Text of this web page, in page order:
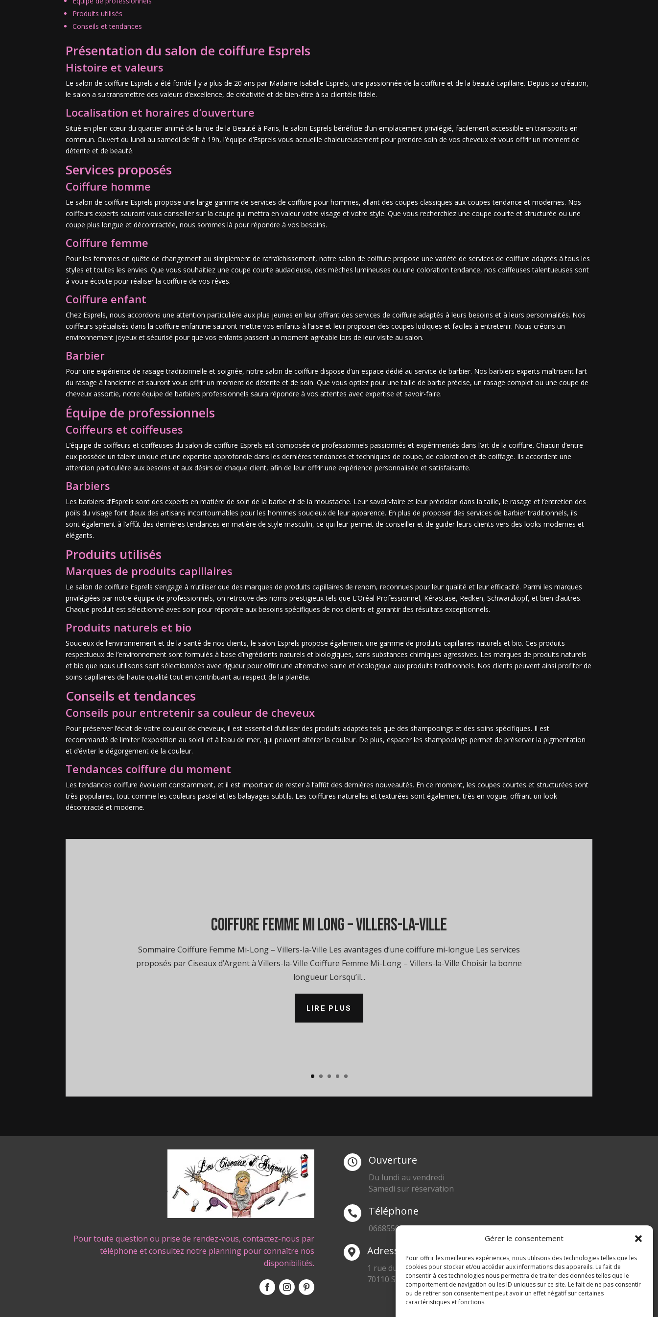
Gérer le consentement
Pour offrir les meilleures expériences, nous utilisons des technologies telles que les
cookies pour stocker et/ou accéder aux informations des appareils. Le fait de
consentir à ces technologies nous permettra de traiter des données telles que le
comportement de navigation ou les ID uniques sur ce site. Le fait de ne pas consentir
ou de retirer son consentement peut avoir un effet négatif sur certaines
caractéristiques et fonctions.
Produits utilisés
Conseils et tendances
Présentation du salon de coiffure Esprels
Histoire et valeurs
Le salon de coiffure Esprels a été fondé il y a plus de 20 ans par Madame Isabelle Esprels, une passionnée de la coiffure et de la beauté capillaire. Depuis sa création,
le salon a su transmettre des valeurs d’excellence, de créativité et de bien-être à sa clientèle fidèle.
Localisation et horaires d’ouverture
Situé en plein cœur du quartier animé de la rue de la Beauté à Paris, le salon Esprels bénéficie d’un emplacement privilégié, facilement accessible en transports en
commun. Ouvert du lundi au samedi de 9h à 19h, l’équipe d’Esprels vous accueille chaleureusement pour prendre soin de vos cheveux et vous offrir un moment de
détente et de beauté.
Services proposés
Coiffure homme
Le salon de coiffure Esprels propose une large gamme de services de coiffure pour hommes, allant des coupes classiques aux coupes tendance et modernes. Nos
coiffeurs experts sauront vous conseiller sur la coupe qui mettra en valeur votre visage et votre style. Que vous recherchiez une coupe courte et structurée ou une
coupe plus longue et décontractée, nous sommes là pour répondre à vos besoins.
Coiffure femme
Pour les femmes en quête de changement ou simplement de rafraîchissement, notre salon de coiffure propose une variété de services de coiffure adaptés à tous les
styles et toutes les envies. Que vous souhaitiez une coupe courte audacieuse, des mèches lumineuses ou une coloration tendance, nos coiffeuses talentueuses sont
à votre écoute pour réaliser la coiffure de vos rêves.
Coiffure enfant
Chez Esprels, nous accordons une attention particulière aux plus jeunes en leur offrant des services de coiffure adaptés à leurs besoins et à leurs personnalités. Nos
coiffeurs spécialisés dans la coiffure enfantine sauront mettre vos enfants à l’aise et leur proposer des coupes ludiques et faciles à entretenir. Nous créons un
environnement joyeux et sécurisé pour que vos enfants passent un moment agréable lors de leur visite au salon.
Barbier
Pour une expérience de rasage traditionnelle et soignée, notre salon de coiffure dispose d’un espace dédié au service de barbier. Nos barbiers experts maîtrisent l’art
du rasage à l’ancienne et sauront vous offrir un moment de détente et de soin. Que vous optiez pour une taille de barbe précise, un rasage complet ou une coupe de
cheveux assortie, notre équipe de barbiers professionnels saura répondre à vos attentes avec expertise et savoir-faire.
Équipe de professionnels
Coiffeurs et coiffeuses
L’équipe de coiffeurs et coiffeuses du salon de coiffure Esprels est composée de professionnels passionnés et expérimentés dans l’art de la coiffure. Chacun d’entre
eux possède un talent unique et une expertise approfondie dans les dernières tendances et techniques de coupe, de coloration et de coiffage. Ils accordent une
attention particulière aux besoins et aux désirs de chaque client, afin de leur offrir une expérience personnalisée et satisfaisante.
Barbiers
Les barbiers d’Esprels sont des experts en matière de soin de la barbe et de la moustache. Leur savoir-faire et leur précision dans la taille, le rasage et l’entretien des
poils du visage font d’eux des artisans incontournables pour les hommes soucieux de leur apparence. En plus de proposer des services de barbier traditionnels, ils
sont également à l’affût des dernières tendances en matière de style masculin, ce qui leur permet de conseiller et de guider leurs clients vers des looks modernes et
élégants.
Produits utilisés
Marques de produits capillaires
Le salon de coiffure Esprels s’engage à n’utiliser que des marques de produits capillaires de renom, reconnues pour leur qualité et leur efficacité. Parmi les marques
privilégiées par notre équipe de professionnels, on retrouve des noms prestigieux tels que L’Oréal Professionnel, Kérastase, Redken, Schwarzkopf, et bien d’autres.
Chaque produit est sélectionné avec soin pour répondre aux besoins spécifiques de nos clients et garantir des résultats exceptionnels.
Produits naturels et bio
Soucieux de l’environnement et de la santé de nos clients, le salon Esprels propose également une gamme de produits capillaires naturels et bio. Ces produits
respectueux de l’environnement sont formulés à base d’ingrédients naturels et biologiques, sans substances chimiques agressives. Les marques de produits naturels
et bio que nous utilisons sont sélectionnées avec rigueur pour offrir une alternative saine et écologique aux produits traditionnels. Nos clients peuvent ainsi profiter de
soins capillaires de haute qualité tout en contribuant au respect de la planète.
Conseils et tendances
Conseils pour entretenir sa couleur de cheveux
Pour préserver l’éclat de votre couleur de cheveux, il est essentiel d’utiliser des produits adaptés tels que des shampooings et des soins spécifiques. Il est
recommandé de limiter l’exposition au soleil et à l’eau de mer, qui peuvent altérer la couleur. De plus, espacer les shampooings permet de préserver la pigmentation
et d’éviter le dégorgement de la couleur.
Tendances coiffure du moment
Les tendances coiffure évoluent constamment, et il est important de rester à l’affût des dernières nouveautés. En ce moment, les coupes courtes et structurées sont
très populaires, tout comme les couleurs pastel et les balayages subtils. Les coiffures naturelles et texturées sont également très en vogue, offrant un look
décontracté et moderne.
coiffure femme mi long – Villers-la-Ville
Sommaire Coiffure Femme Mi-Long – Villers-la-Ville Les avantages d’une coiffure mi-longue Les services
proposés par Ciseaux d’Argent à Villers-la-Ville Coiffure Femme Mi-Long – Villers-la-Ville Choisir la bonne
longueur Lorsqu’il...
LIRE PLUS
Pour toute question ou prise de rendez-vous, contactez-nous par
téléphone et consultez notre planning pour connaître nos
disponibilités.
 Ouverture
Du lundi au vendredi
Samedi sur réservation
 Téléphone
0668550471
 Adresse
1 rue du Blanc Poirier
70110 SENARGENT MIGNAFANS